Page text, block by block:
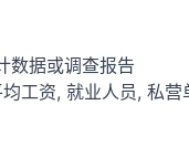
数据或调查报告
工资, 就业人员, 私